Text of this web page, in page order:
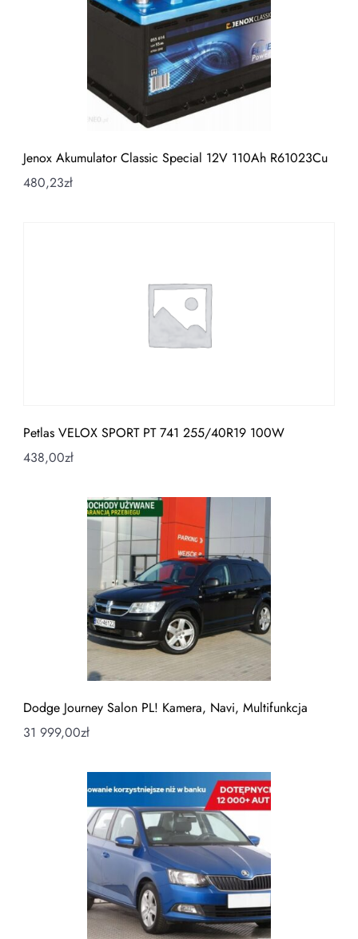
Jenox Akumulator Classic Special 12V 110Ah R61023Cu
480,23zł
Petlas VELOX SPORT PT 741 255/40R19 100W
438,00zł
Dodge Journey Salon PL! Kamera, Navi, Multifunkcja
31 999,00zł